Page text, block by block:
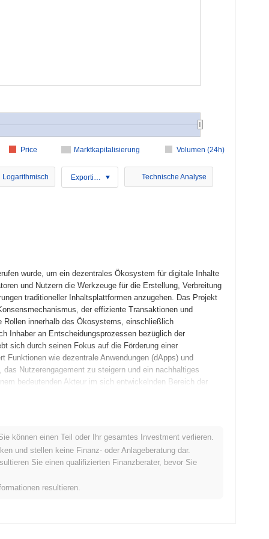
Marktkapitalisierung Volumen (24h)
Price
Logarithmisch Exportieren Technische Analyse
wurde, um ein dezentrales Ökosystem für digitale Inhalte
und Nutzern die Werkzeuge für die Erstellung, Verbreitung
traditioneller Inhaltsplattformen anzugehen. Das Projekt
der effiziente Transaktionen und
innerhalb des Ökosystems, einschließlich
Inhaber an Entscheidungsprozessen bezüglich der
sich durch seinen Fokus auf die Förderung einer
Funktionen wie dezentrale Anwendungen (dApps) und
Nutzerengagement zu steigern und ein nachhaltiges
bedeutenden Akteur im sich entwickelnden Bereich der
veröffentlichte, das die Vision und den technischen
2021, was Entwicklern und frühen Anwendern ermöglichte,
für die Verfeinerung der Plattform und die
Galaxis im Dezember 2021 zur Hauptnetz-
markierte. Die erste Verteilung des Galaxis-Tokens erfolgte
der Community und den gerechten Zugang zum
können einen Teil oder Ihr gesamtes Investment verlieren.
und stellen keine Finanz- oder Anlageberatung dar.
Sie einen qualifizierten Finanzberater, bevor Sie
resultieren.